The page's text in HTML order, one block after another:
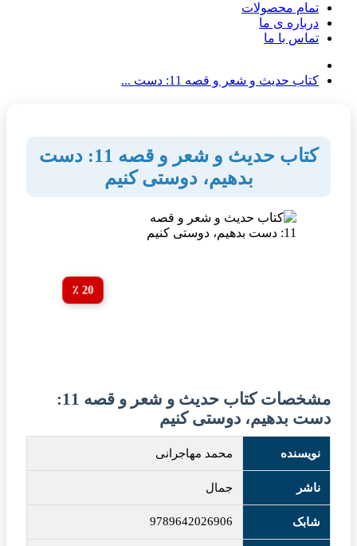
تمام محصولات
درباره ی ما
تماس با ما
کتاب حدیث و شعر و قصه 11: دست ...
کتاب حدیث و شعر و قصه 11: دست
بدهیم، دوستی کنیم
20 ٪
مشخصات کتاب حدیث و شعر و قصه 11:
دست بدهیم، دوستی کنیم
نویسنده محمد مهاجرانی
ناشر جمال
شابک 9789642026906